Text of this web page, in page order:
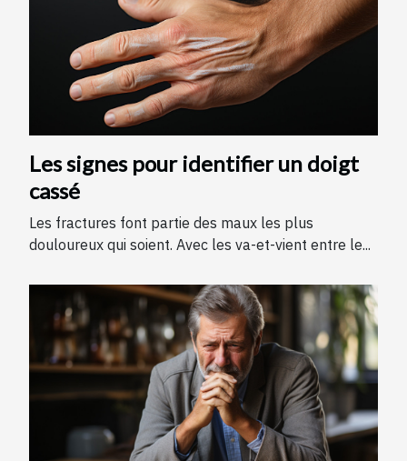
Les signes pour identifier un doigt
cassé
Les fractures font partie des maux les plus
douloureux qui soient. Avec les va-et-vient entre le...